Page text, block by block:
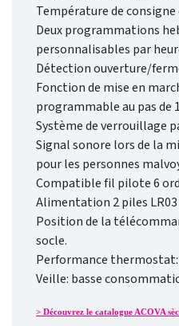
Température de consigne
Deux programmations
personnalisables par
Détection ouverture/
Fonction de mise en
programmable au pas de
Système de verrouillage
Signal sonore lors de la
pour les personnes
Compatible fil pilote 6
Alimentation 2 piles
Position de la
socle.
Performance
Veille: basse
> Découvrez le catalogue ACOVA